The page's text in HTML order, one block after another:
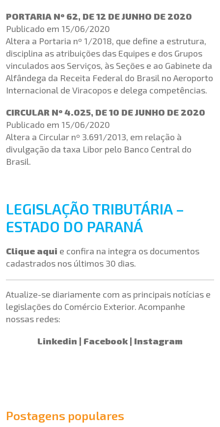
PORTARIA Nº 62, DE 12 DE JUNHO DE 2020
Publicado em 15/06/2020
Altera a Portaria nº 1/2018, que define a estrutura,
disciplina as atribuições das Equipes e dos Grupos
vinculados aos Serviços, às Seções e ao Gabinete da
Alfândega da Receita Federal do Brasil no Aeroporto
Internacional de Viracopos e delega competências.
CIRCULAR Nº 4.025, DE 10 DE JUNHO DE 2020
Publicado em 15/06/2020
Altera a Circular nº 3.691/2013, em relação à
divulgação da taxa Libor pelo Banco Central do
Brasil.
LEGISLAÇÃO TRIBUTÁRIA –
ESTADO DO PARANÁ
Clique aqui e confira na integra os documentos
cadastrados nos últimos 30 dias.
Atualize-se diariamente com as principais notícias e
legislações do Comércio Exterior. Acompanhe
nossas redes:
Linkedin | Facebook | Instagram
Postagens populares